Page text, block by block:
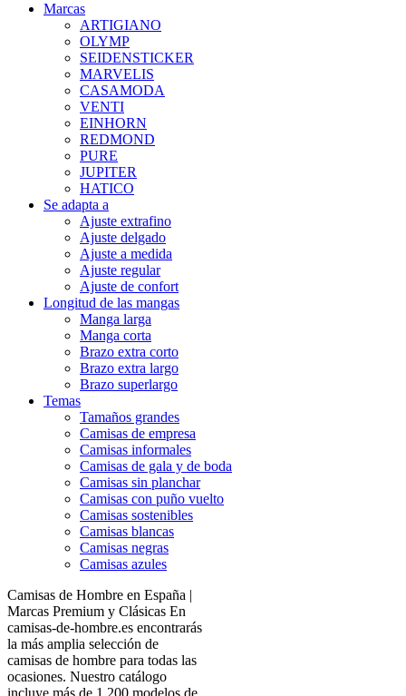
Marcas
ARTIGIANO
OLYMP
SEIDENSTICKER
MARVELIS
CASAMODA
VENTI
EINHORN
REDMOND
PURE
JUPITER
HATICO
Se adapta a
Ajuste extrafino
Ajuste delgado
Ajuste a medida
Ajuste regular
Ajuste de confort
Longitud de las mangas
Manga larga
Manga corta
Brazo extra corto
Brazo extra largo
Brazo superlargo
Temas
Tamaños grandes
Camisas de empresa
Camisas informales
Camisas de gala y de boda
Camisas sin planchar
Camisas con puño vuelto
Camisas sostenibles
Camisas blancas
Camisas negras
Camisas azules
Camisas de Hombre en España |
Marcas Premium y Clásicas En
camisas-de-hombre.es encontrarás
la más amplia selección de
camisas de hombre para todas las
ocasiones. Nuestro catálogo
incluye más de 1.200 modelos de